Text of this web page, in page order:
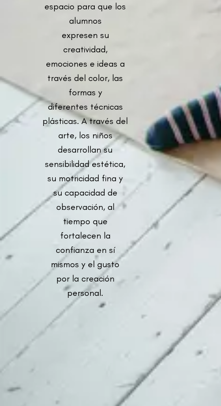
espacio para que los
alumnos
expresen su
creatividad,
emociones e ideas a
través del color, las
formas y
diferentes técnicas
plásticas. A través del
arte, los niños
desarrollan su
sensibilidad estética,
su motricidad fina y
su capacidad de
observación, al
tiempo que
fortalecen la
confianza en sí
mismos y el gusto
por la creación
personal.